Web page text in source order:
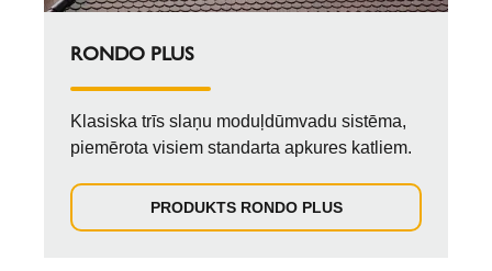
RONDO PLUS
Klasiska trīs slaņu moduļdūmvadu sistēma,
piemērota visiem standarta apkures katliem.
PRODUKTS RONDO PLUS